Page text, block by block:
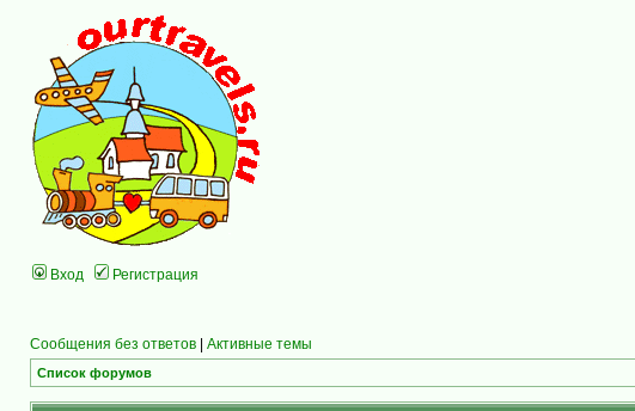
Вход Регистрация
Сообщения без ответов | Активные темы
Список форумов